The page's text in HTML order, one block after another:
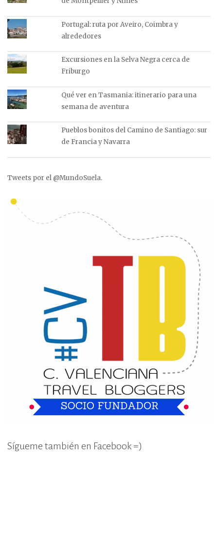
Portugal: ruta por Aveiro, Coimbra y
alrededores
Excursiones en la Selva Negra cerca de
Friburgo
Qué ver en Tasmania: itinerario para una
semana de aventura
Pueblos bonitos del Camino de Santiago: sur
de Francia y Navarra
Tweets por el @MundoSuela.
Sígueme también en Facebook =)